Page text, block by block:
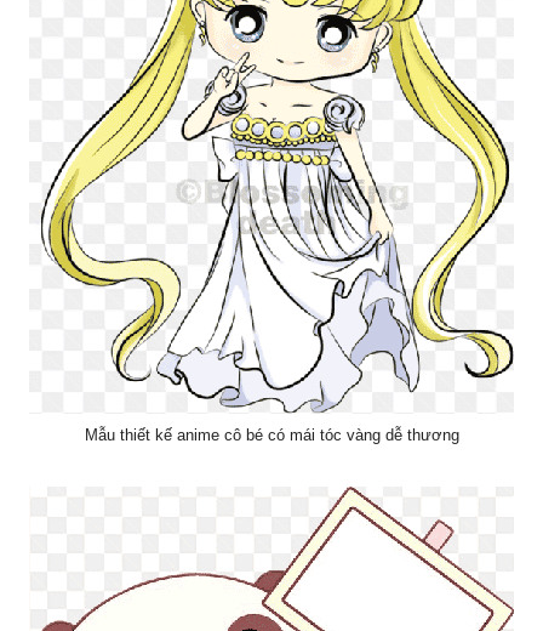
Mẫu thiết kế anime cô bé có mái tóc vàng dễ thương